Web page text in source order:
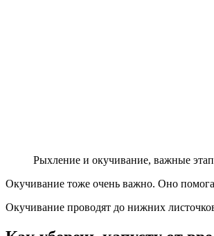
Рыхление и окучивание, важные
Окучивание тоже очень важно. Оно
Окучивание проводят до нижних